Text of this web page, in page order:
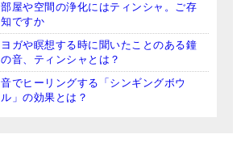
部屋や空間の浄化にはティンシャ。ご存
知ですか
ヨガや瞑想する時に聞いたことのある鐘
の音、ティンシャとは？
音でヒーリングする「シンギングボウ
ル」の効果とは？